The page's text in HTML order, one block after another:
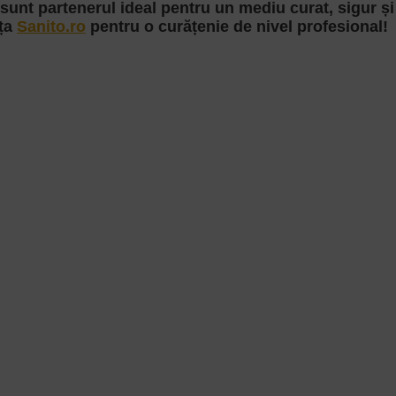
partenerul ideal pentru un mediu curat, sigur
Sanito.ro pentru o curățenie de nivel profesional!